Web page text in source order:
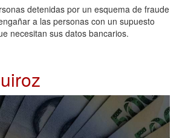
detenidas por un esquema de fraude
a las personas con un supuesto
necesitan sus datos bancarios.